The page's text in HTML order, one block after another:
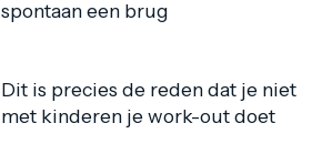
spontaan een brug
Dit is precies de reden dat je niet
met kinderen je work-out doet